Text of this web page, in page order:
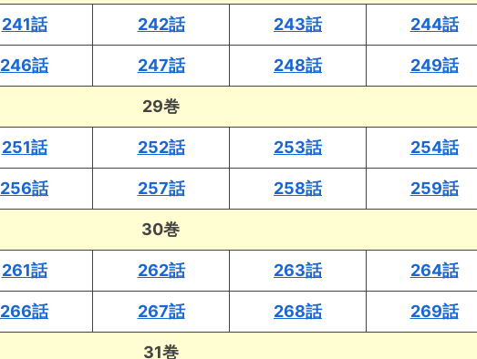
241話 242話 243話 244話
246話 247話 248話 249話
29巻
251話 252話 253話 254話
256話 257話 258話 259話
30巻
261話 262話 263話 264話
266話 267話 268話 269話
31巻